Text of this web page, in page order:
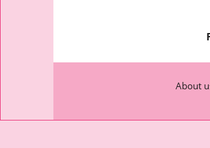
About